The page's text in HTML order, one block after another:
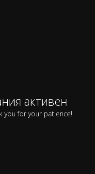
активен
you for your patience!